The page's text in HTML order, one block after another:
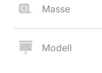
Masse
Modell